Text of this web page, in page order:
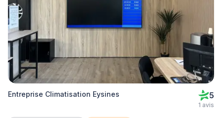
Entreprise Climatisation Eysines 5
1 avis